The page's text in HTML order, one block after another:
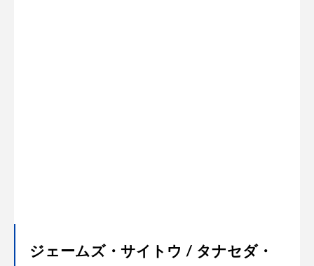
ジェームズ・サイトウ / タナセダ・